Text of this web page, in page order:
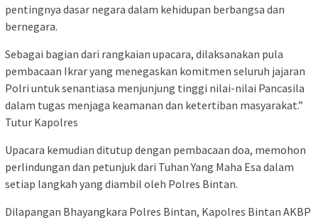
pentingnya dasar negara dalam kehidupan berbangsa dan
bernegara.
Sebagai bagian dari rangkaian upacara, dilaksanakan pula
pembacaan Ikrar yang menegaskan komitmen seluruh jajaran
Polri untuk senantiasa menjunjung tinggi nilai-nilai Pancasila
dalam tugas menjaga keamanan dan ketertiban masyarakat.”
Tutur Kapolres
Upacara kemudian ditutup dengan pembacaan doa, memohon
perlindungan dan petunjuk dari Tuhan Yang Maha Esa dalam
setiap langkah yang diambil oleh Polres Bintan.
Dilapangan Bhayangkara Polres Bintan, Kapolres Bintan AKBP